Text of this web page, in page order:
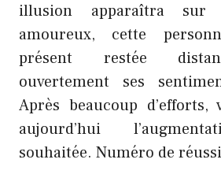
illusion apparaîtra sur
amoureux, cette
présent restée
ouvertement ses
Après beaucoup d’efforts,
aujourd’hui
souhaitée. Numéro de